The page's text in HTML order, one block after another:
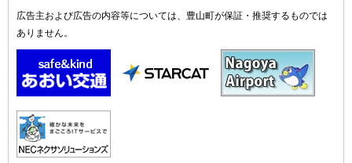
広告主および広告の内容等については、豊山町が保証・推奨するものでは
ありません。